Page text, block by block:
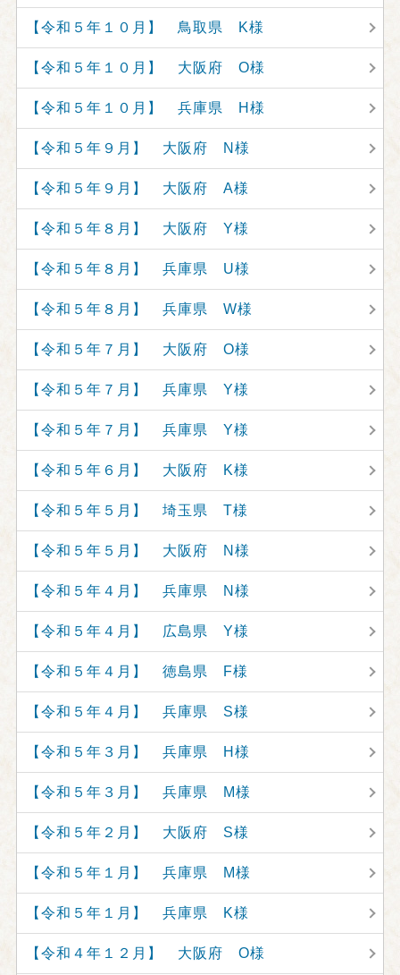
【令和５年１０月】 鳥取県 K様
【令和５年１０月】 大阪府 O様
【令和５年１０月】 兵庫県 H様
【令和５年９月】 大阪府 N様
【令和５年９月】 大阪府 A様
【令和５年８月】 大阪府 Y様
【令和５年８月】 兵庫県 U様
【令和５年８月】 兵庫県 W様
【令和５年７月】 大阪府 O様
【令和５年７月】 兵庫県 Y様
【令和５年７月】 兵庫県 Y様
【令和５年６月】 大阪府 K様
【令和５年５月】 埼玉県 T様
【令和５年５月】 大阪府 N様
【令和５年４月】 兵庫県 N様
【令和５年４月】 広島県 Y様
【令和５年４月】 徳島県 F様
【令和５年４月】 兵庫県 S様
【令和５年３月】 兵庫県 H様
【令和５年３月】 兵庫県 M様
【令和５年２月】 大阪府 S様
【令和５年１月】 兵庫県 M様
【令和５年１月】 兵庫県 K様
【令和４年１２月】 大阪府 O様